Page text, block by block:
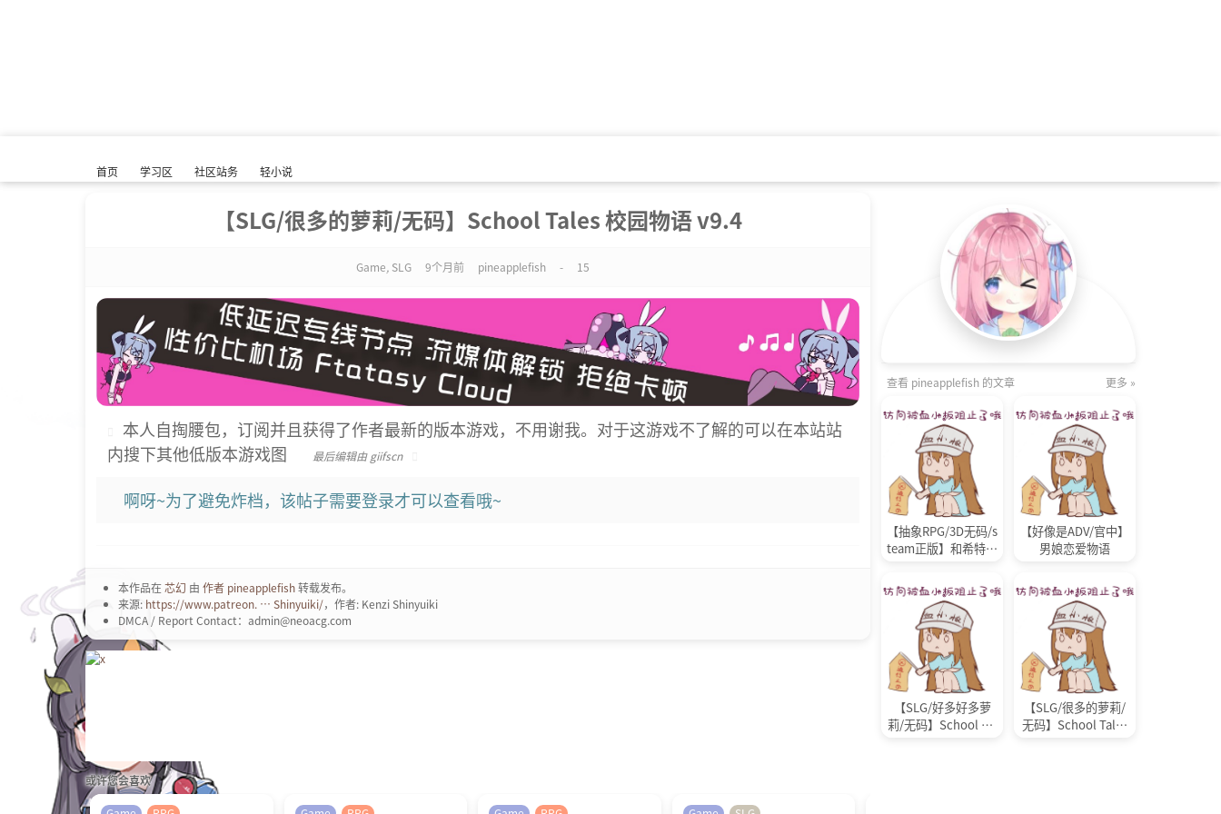
首页 学习区 社区站务 轻小说
【SLG/很多的萝莉/无码】School Tales 校园物语 v9.4
Game, SLG 9个月前 pineapplefish - 15
本人自掏腰包，订阅并且获得了作者最新的版本游戏，不用谢我。对于这游戏不了解的可以在本站站
内搜下其他低版本游戏图
最后编辑由 giifscn
啊呀~为了避免炸档，该帖子需要登录才可以查看哦~
本作品在芯幻 由 作者 pineapplefish转载发布。
来源: https://www.patreon. … Shinyuiki/，作者: Kenzi Shinyuiki
DMCA / Report Contact：admin@neoacg.com
或许您会喜欢
查看 pineapplefish 的文章 更多 »
【抽象RPG/3D无码/s
team正版】和希特勒
with HITLER: 2069
【好像是ADV/官中】
男娘恋爱物语
【SLG/好多好多萝
莉/无码】School Tal
【SLG/很多的萝莉/
无码】School Tales